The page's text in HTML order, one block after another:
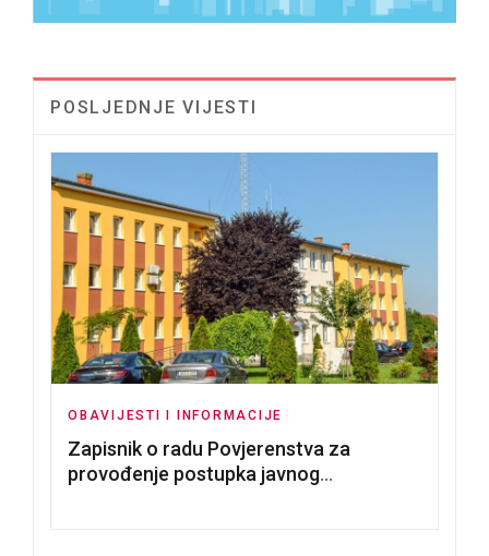
POSLJEDNJE VIJESTI
OBAVIJESTI I INFORMACIJE
Zapisnik o radu Povjerenstva za
provođenje postupka javnog